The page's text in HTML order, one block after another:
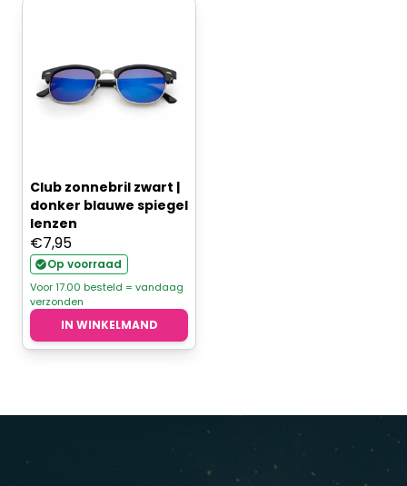
Club zonnebril zwart |
donker blauwe spiegel
lenzen
€7,95
Op voorraad
Voor 17.00 besteld = vandaag
verzonden
IN WINKELMAND